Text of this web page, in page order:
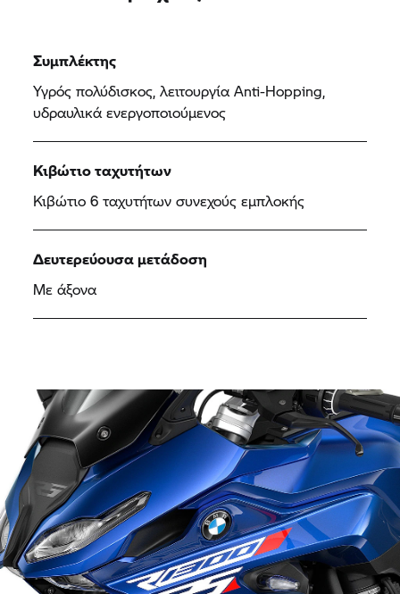
Συμπλέκτης
Υγρός πολύδισκος, λειτουργία Anti-Hopping,
υδραυλικά ενεργοποιούμενος
Κιβώτιο ταχυτήτων
Κιβώτιο 6 ταχυτήτων συνεχούς εμπλοκής
Δευτερεύουσα μετάδοση
Με άξονα